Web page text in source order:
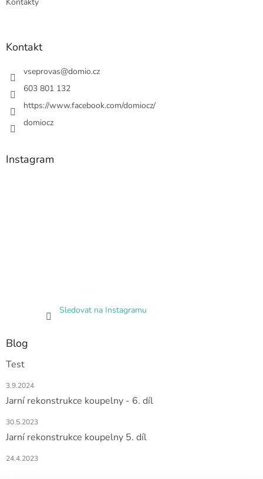
Kontakt
vseprovas@domio.cz
603 801 132
https://www.facebook.com/domiocz/
domiocz
Instagram
Sledovat na Instagramu
Blog
Test
3.9.2024
Jarní rekonstrukce koupelny - 6. díl
30.5.2023
Jarní rekonstrukce koupelny 5. díl
24.4.2023